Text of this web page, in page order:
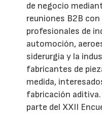
de negocio
reuniones B2B
profesionales de
automoción,
siderurgia y la
fabricantes de
medida,
fabricación
parte del XXII